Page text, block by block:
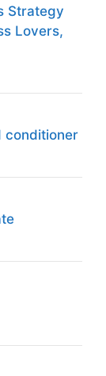
Strategy
Lovers,
conditioner